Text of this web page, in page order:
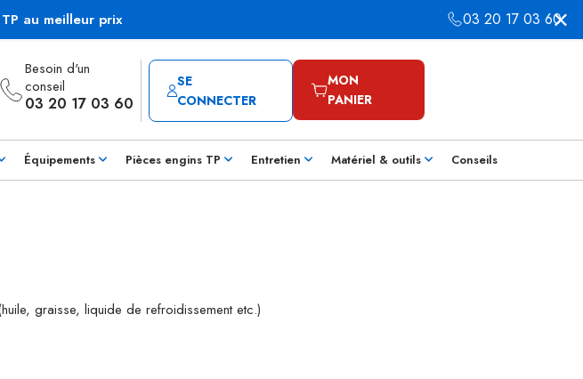
au meilleur prix 03 20 17 03 60
Besoin d'un
conseil
03 20 17 03 60
SE
CONNECTER
MON
PANIER
Équipements Pièces engins TP Entretien Matériel & outils Conseils
graisse, liquide de refroidissement etc.)